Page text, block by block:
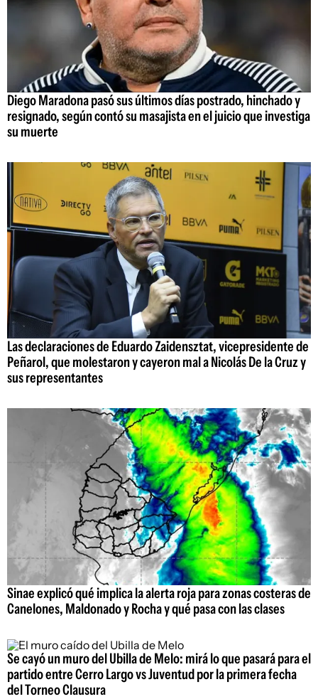
Diego Maradona pasó sus últimos días postrado, hinchado y
resignado, según contó su masajista en el juicio que investiga
su muerte
Las declaraciones de Eduardo Zaidensztat, vicepresidente de
Peñarol, que molestaron y cayeron mal a Nicolás De la Cruz y
sus representantes
Sinae explicó qué implica la alerta roja para zonas costeras de
Canelones, Maldonado y Rocha y qué pasa con las clases
Se cayó un muro del Ubilla de Melo: mirá lo que pasará para el
partido entre Cerro Largo vs Juventud por la primera fecha
del Torneo Clausura